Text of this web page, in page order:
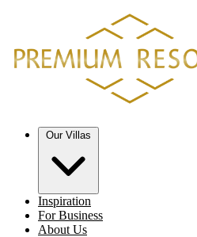
Inspiration
For Business
About Us